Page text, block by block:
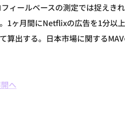
ールベースの測定では捉えき
1ヶ月間にNetflixの広告を1分以
算出する。日本市場に関する
へ